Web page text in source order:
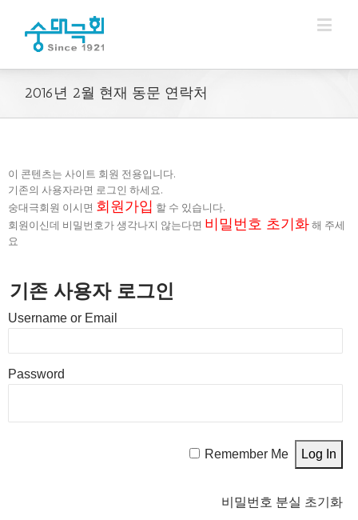
2016년 2월 현재 동문 연락처
이 콘텐츠는 사이트 회원 전용입니다.
기존의 사용자라면 로그인 하세요.
숭대극회원 이시면 회원가입 할 수 있습니다.
회원이신데 비밀번호가 생각나지 않는다면 비밀번호 초기화해 주세
요
기존 사용자 로그인
Username or Email
Password
Remember Me
비밀번호 분실 초기화